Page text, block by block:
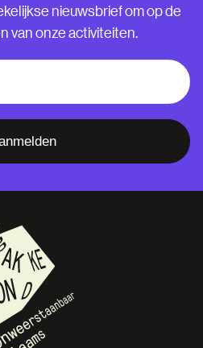
nieuwsbrief om op de
van onze activiteiten.